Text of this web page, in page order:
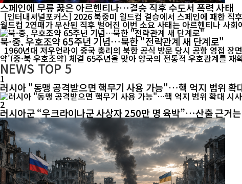
스페인에 무릎 꿇은 아르헨티나…결승 직후 수도서 폭력 사태
[인터내셔널포커스] 2026 북중미 월드컵 결승에서 스페인에 패한 직
북·중, 우호조약 65주년 기념…북한 "전략관계 새 단계로"
약'(중·북 우호조약) 체결 65주년을 맞아 양국의 전통적 우호관계를 재
NEWSTOP 5
1
러시아 "동맹 공격받으면 핵무기 사용 가능"…핵 억지 범위 확
2
러시아군 “우크라이나군 사상자 250만 명 육박”…산출 근거